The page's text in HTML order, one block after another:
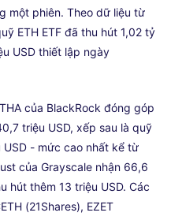
một phiên. Theo dữ liệu từ
ETH ETF đã thu hút 1,02 tỷ
USD thiết lập ngày
của BlackRock đóng góp
triệu USD, xếp sau là quỹ
USD - mức cao nhất kể từ
của Grayscale nhận 66,6
hút thêm 13 triệu USD. Các
(21Shares), EZET